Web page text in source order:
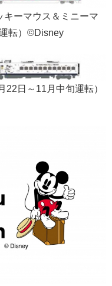
キーマウス＆ミニーマ
転）©Disney
22日～11月中旬運転）